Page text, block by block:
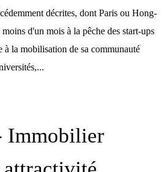
décrites, dont Paris ou Hong-
d'un mois à la pêche des start-ups
à la mobilisation de sa communauté
Immobilier